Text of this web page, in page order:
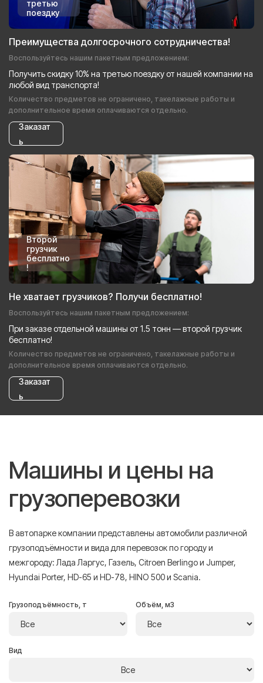
третью
поездку
Преимущества долгосрочного сотрудничества!
Воспользуйтесь нашим пакетным предложением:
Получить скидку 10% на третью поездку от нашей компании на
любой вид транспорта!
Количество предметов не ограничено, такелажные работы и
дополнительное время оплачиваются отдельно.
Заказат
ь
Второй
грузчик
бесплатно
!
Не хватает грузчиков? Получи бесплатно!
Воспользуйтесь нашим пакетным предложением:
При заказе отдельной машины от 1.5 тонн — второй грузчик
бесплатно!
Количество предметов не ограничено, такелажные работы и
дополнительное время оплачиваются отдельно.
Заказат
ь
Машины и цены на
грузоперевозки
В автопарке компании представлены автомобили различной
грузоподъёмности и вида для перевозок по городу и
межгороду: Лада Ларгус, Газель, Citroen Berlingo и Jumper,
Hyundai Porter, HD-65 и HD-78, HINO 500 и Scania.
Грузоподъёмность, т Объём, м3
Вид